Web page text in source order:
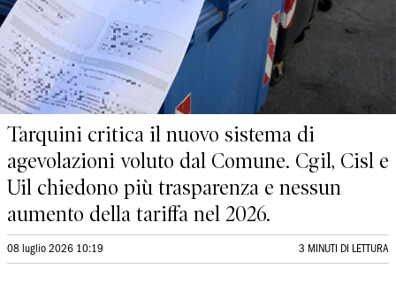
Tarquini critica il nuovo sistema di
agevolazioni voluto dal Comune. Cgil, Cisl e
Uil chiedono più trasparenza e nessun
aumento della tariffa nel 2026.
08 luglio 2026 10:19 3 MINUTI DI LETTURA